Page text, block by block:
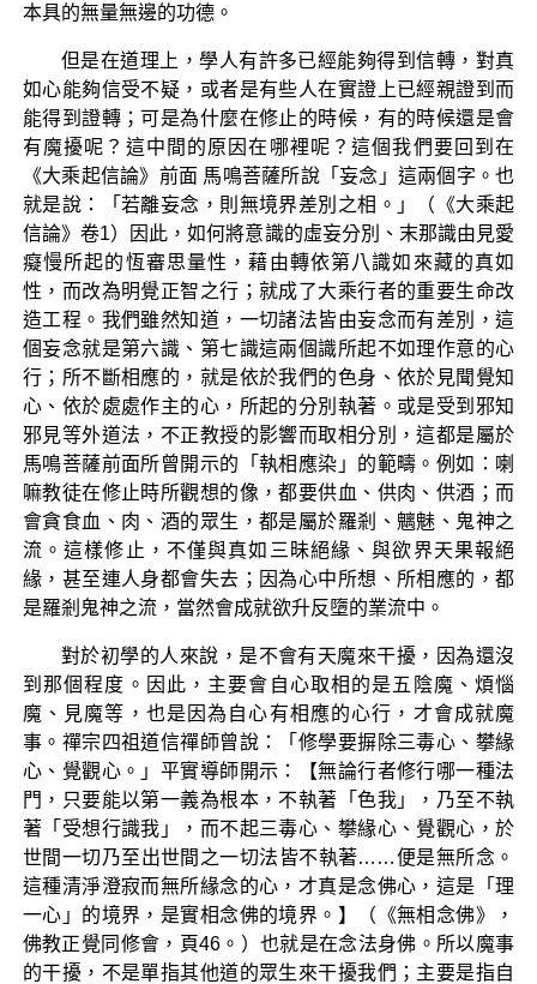
本具的無量無邊的功德。
但是在道理上，學人有許多已經能夠得到信轉，對真
如心能夠信受不疑，或者是有些人在實證上已經親證到而
能得到證轉；可是為什麼在修止的時候，有的時候還是會
有魔擾呢？這中間的原因在哪裡呢？這個我們要回到在
《大乘起信論》前面 馬鳴菩薩所說「妄念」這兩個字。也
就是說：「若離妄念，則無境界差別之相。」（《大乘起
信論》卷1）因此，如何將意識的虛妄分別、末那識由見愛
癡慢所起的恆審思量性，藉由轉依第八識如來藏的真如
性，而改為明覺正智之行；就成了大乘行者的重要生命改
造工程。我們雖然知道，一切諸法皆由妄念而有差別，這
個妄念就是第六識、第七識這兩個識所起不如理作意的心
行；所不斷相應的，就是依於我們的色身、依於見聞覺知
心、依於處處作主的心，所起的分別執著。或是受到邪知
邪見等外道法，不正教授的影響而取相分別，這都是屬於
馬鳴菩薩前面所曾開示的「執相應染」的範疇。例如：喇
嘛教徒在修止時所觀想的像，都要供血、供肉、供酒；而
會貪食血、肉、酒的眾生，都是屬於羅剎、魑魅、鬼神之
流。這樣修止，不僅與真如三昧絕緣、與欲界天果報絕
緣，甚至連人身都會失去；因為心中所想、所相應的，都
是羅剎鬼神之流，當然會成就欲升反墮的業流中。
對於初學的人來說，是不會有天魔來干擾，因為還沒
到那個程度。因此，主要會自心取相的是五陰魔、煩惱
魔、見魔等，也是因為自心有相應的心行，才會成就魔
事。禪宗四祖道信禪師曾說：「修學要摒除三毒心、攀緣
心、覺觀心。」平實導師開示：【無論行者修行哪一種法
門，只要能以第一義為根本，不執著「色我」，乃至不執
著「受想行識我」，而不起三毒心、攀緣心、覺觀心，於
世間一切乃至出世間之一切法皆不執著……便是無所念。
這種清淨澄寂而無所緣念的心，才真是念佛心，這是「理
一心」的境界，是實相念佛的境界。】（《無相念佛》，
佛教正覺同修會，頁46。）也就是在念法身佛。所以魔事
的干擾，不是單指其他道的眾生來干擾我們；主要是指自